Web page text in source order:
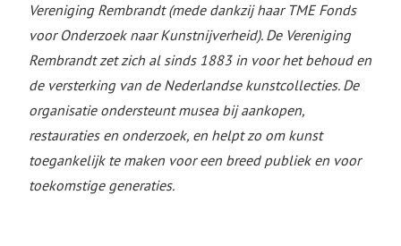
Vereniging Rembrandt (mede dankzij haar TME Fonds
voor Onderzoek naar Kunstnijverheid). De Vereniging
Rembrandt zet zich al sinds 1883 in voor het behoud en
de versterking van de Nederlandse kunstcollecties. De
organisatie ondersteunt musea bij aankopen,
restauraties en onderzoek, en helpt zo om kunst
toegankelijk te maken voor een breed publiek en voor
toekomstige generaties.